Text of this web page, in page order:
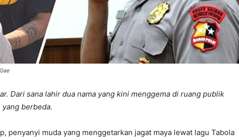
Dari sana lahir dua nama yang kini menggema di ruang publik
berbeda.
penyanyi muda yang menggetarkan jagat maya lewat lagu Tabola